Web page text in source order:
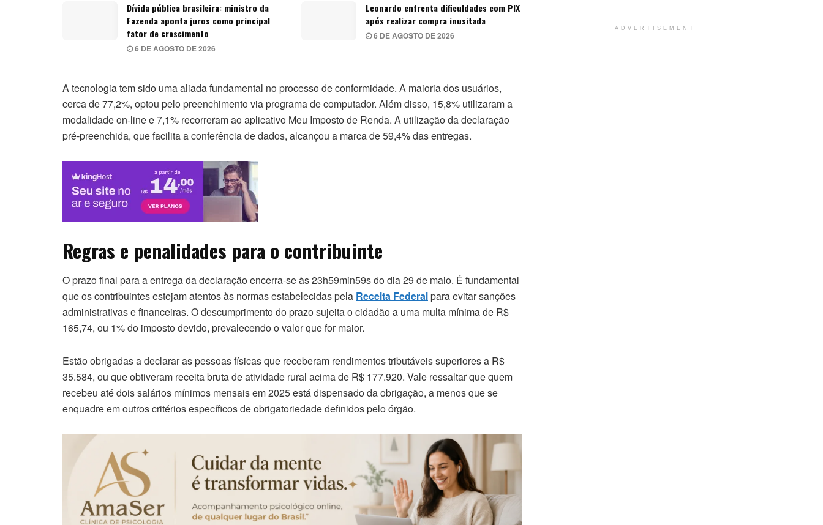
Dívida pública brasileira: ministro da
Fazenda aponta juros como principal
fator de crescimento
6 DE AGOSTO DE 2026
Leonardo enfrenta dificuldades com PIX
após realizar compra inusitada
6 DE AGOSTO DE 2026
A tecnologia tem sido uma aliada fundamental no processo de conformidade. A maioria dos usuários,
cerca de 77,2%, optou pelo preenchimento via programa de computador. Além disso, 15,8% utilizaram a
modalidade on-line e 7,1% recorreram ao aplicativo Meu Imposto de Renda. A utilização da declaração
pré-preenchida, que facilita a conferência de dados, alcançou a marca de 59,4% das entregas.
Regras e penalidades para o contribuinte
O prazo final para a entrega da declaração encerra-se às 23h59min59s do dia 29 de maio. É fundamental
que os contribuintes estejam atentos às normas estabelecidas pela Receita Federalpara evitar sanções
administrativas e financeiras. O descumprimento do prazo sujeita o cidadão a uma multa mínima de R$
165,74, ou 1% do imposto devido, prevalecendo o valor que for maior.
Estão obrigadas a declarar as pessoas físicas que receberam rendimentos tributáveis superiores a R$
35.584, ou que obtiveram receita bruta de atividade rural acima de R$ 177.920. Vale ressaltar que quem
recebeu até dois salários mínimos mensais em 2025 está dispensado da obrigação, a menos que se
enquadre em outros critérios específicos de obrigatoriedade definidos pelo órgão.
ADVERTISEMENT